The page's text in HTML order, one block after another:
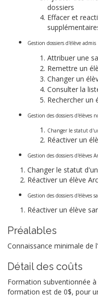
dossiers
Effacer et
Gestion dossiers d'élève admis
Attribuer une
Remettre un
Changer un
Consulter la
Rechercher un
Gestion des dossiers d'élèves
Changer le statut
Réactiver un
Gestion des dossiers d'élèves
Changer le statut
Réactiver un élève
Gestion des dossiers d'élèves
Réactiver un élève
Préalables
Connaissance minimale
Détail des coûts
Formation subventionnée
formation est de 0$, pour